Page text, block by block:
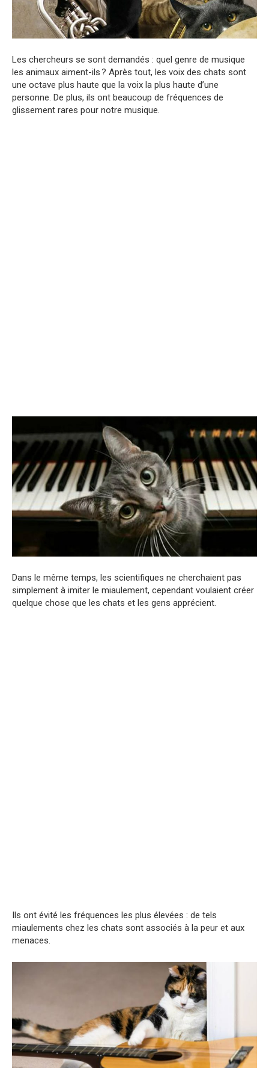
Les chercheurs se sont demandés : quel genre de musique
les animaux aiment-ils ? Après tout, les voix des chats sont
une octave plus haute que la voix la plus haute d’une
personne. De plus, ils ont beaucoup de fréquences de
glissement rares pour notre musique.
Dans le même temps, les scientifiques ne cherchaient pas
simplement à imiter le miaulement, cependant voulaient créer
quelque chose que les chats et les gens apprécient.
Ils ont évité les fréquences les plus élevées : de tels
miaulements chez les chats sont associés à la peur et aux
menaces.